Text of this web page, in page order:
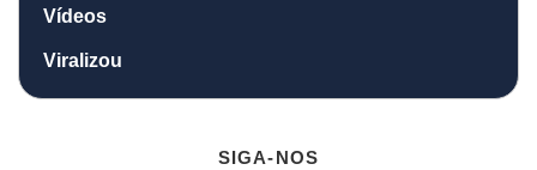
Vídeos
Viralizou
SIGA-NOS